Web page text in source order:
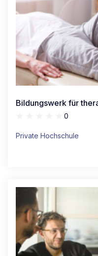
Bildungswerk für
0
Private Hochschule